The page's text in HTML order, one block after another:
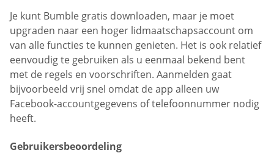
Je kunt Bumble gratis downloaden, maar je moet
upgraden naar een hoger lidmaatschapsaccount om
van alle functies te kunnen genieten. Het is ook relatief
eenvoudig te gebruiken als u eenmaal bekend bent
met de regels en voorschriften. Aanmelden gaat
bijvoorbeeld vrij snel omdat de app alleen uw
Facebook-accountgegevens of telefoonnummer nodig
heeft.
Gebruikersbeoordeling